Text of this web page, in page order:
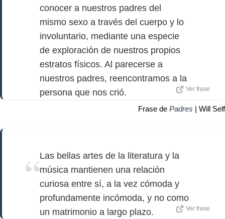
conocer a nuestros padres del
mismo sexo a través del cuerpo y lo
involuntario, mediante una especie
de exploración de nuestros propios
estratos físicos. Al parecerse a
nuestros padres, reencontramos a la
persona que nos crió.
Ver frase
Frase de Padres | Will Self
Las bellas artes de la literatura y la
música mantienen una relación
curiosa entre sí, a la vez cómoda y
profundamente incómoda, y no como
un matrimonio a largo plazo.
Ver frase